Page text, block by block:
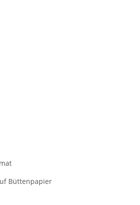
Büttenpapier